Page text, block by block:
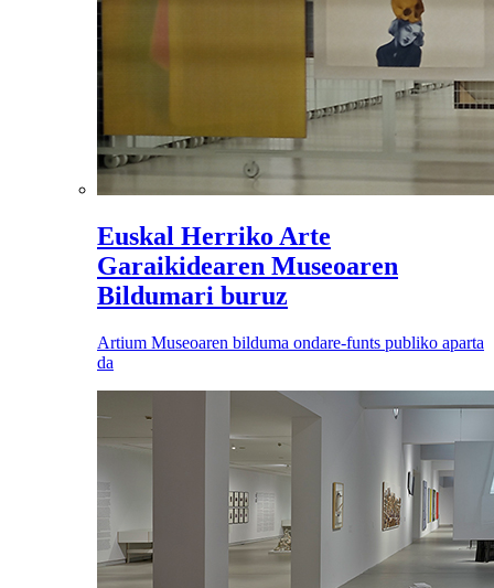
Euskal Herriko Arte
Garaikidearen Museoaren
Bildumari buruz
Artium Museoaren bilduma ondare-funts publiko aparta
da